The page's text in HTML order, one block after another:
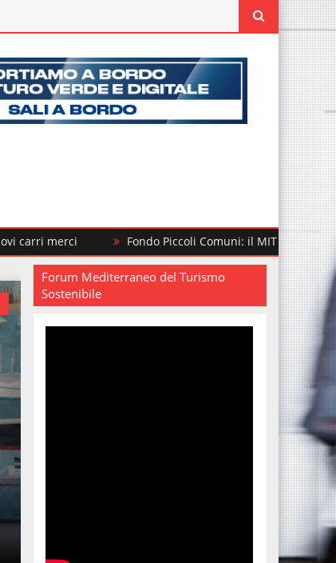
Fondo Piccoli Comuni: il MIT finanzia altri 292
Forum Mediterraneo del Turismo
Sostenibile